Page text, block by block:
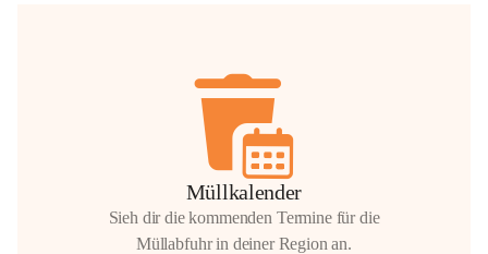
Müllkalender
Sieh dir die kommenden Termine für die
Müllabfuhr in deiner Region an.